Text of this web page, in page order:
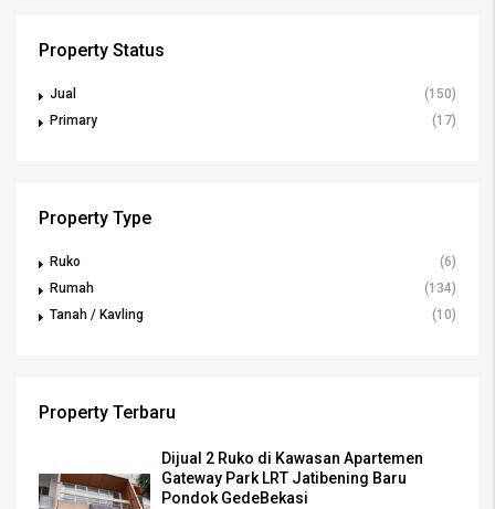
Property Status
Jual
(150)
Primary
(17)
Property Type
Ruko
(6)
Rumah
(134)
Tanah / Kavling
(10)
Property Terbaru
Dijual 2 Ruko di Kawasan Apartemen
Gateway Park LRT Jatibening Baru
Pondok GedeBekasi